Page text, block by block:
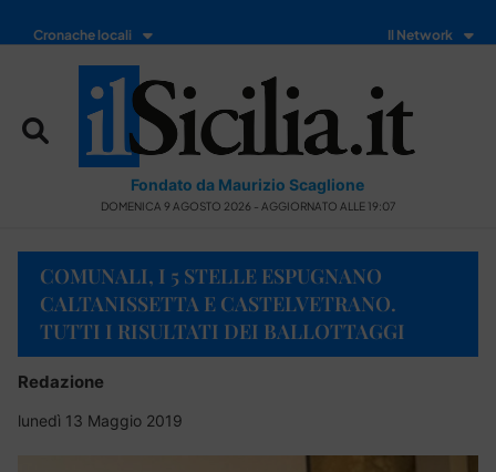
Cronache locali Il Network
Fondato da Maurizio Scaglione
DOMENICA 9 AGOSTO 2026 - AGGIORNATO ALLE 19:07
COMUNALI, I 5 STELLE ESPUGNANO
CALTANISSETTA E CASTELVETRANO.
TUTTI I RISULTATI DEI BALLOTTAGGI
Redazione
lunedì 13 Maggio 2019